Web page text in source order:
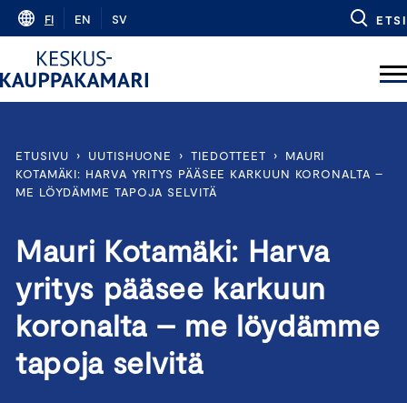
Skip
content
FI EN SV ETSI
ETUSIVU › UUTISHUONE › TIEDOTTEET ›
MAURI
KOTAMÄKI: HARVA YRITYS PÄÄSEE KARKUUN KORONALTA –
ME LÖYDÄMME TAPOJA SELVITÄ
Mauri Kotamäki: Harva
yritys pääsee karkuun
koronalta – me löydämme
tapoja selvitä